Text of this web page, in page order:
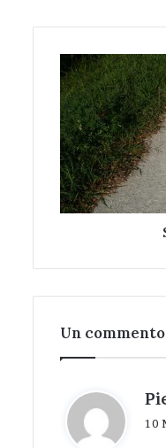
Sessantadue,
compiuti
Un commento
10